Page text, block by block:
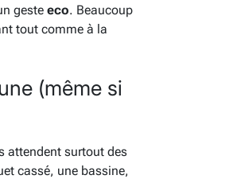
geste eco. Beaucoup
tout comme à la
(même si
attendent surtout des
cassé, une bassine,